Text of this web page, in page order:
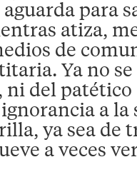
para
atiza,
de
Ya no
del patético
a la
ya sea de
a veces